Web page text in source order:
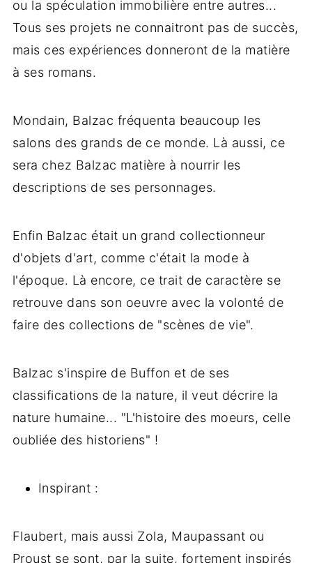
ou la spéculation immobilière entre autres...
Tous ses projets ne connaitront pas de succès,
mais ces expériences donneront de la matière
à ses romans.
Mondain, Balzac fréquenta beaucoup les
salons des grands de ce monde. Là aussi, ce
sera chez Balzac matière à nourrir les
descriptions de ses personnages.
Enfin Balzac était un grand collectionneur
d'objets d'art, comme c'était la mode à
l'époque. Là encore, ce trait de caractère se
retrouve dans son oeuvre avec la volonté de
faire des collections de "scènes de vie".
Balzac s'inspire de Buffon et de ses
classifications de la nature, il veut décrire la
nature humaine... "L'histoire des moeurs, celle
oubliée des historiens" !
Inspirant :
Flaubert, mais aussi Zola, Maupassant ou
Proust se sont, par la suite, fortement inspirés